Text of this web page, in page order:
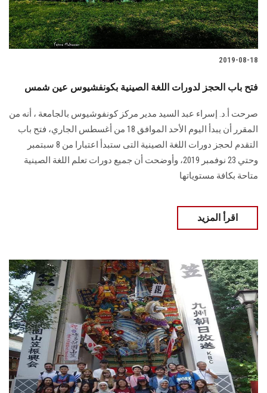
2019-08-18
فتح باب الحجز لدورات اللغة الصينية بكونفشيوس عين شمس
صرحت أ.د. إسراء عبد السيد مدير مركز كونفوشيوس بالجامعة ، أنه من
المقرر أن يبدأ اليوم الأحد الموافق 18 من أغسطس الجاري، فتح باب
التقدم لحجز دورات اللغة الصينية التى ستبدأ اعتبارا من 8 سبتمبر
وحتي 23 نوفمبر 2019، وأوضحت أن جميع دورات تعلم اللغة الصينية
متاحة بكافة مستوياتها
اقرأ المزيد